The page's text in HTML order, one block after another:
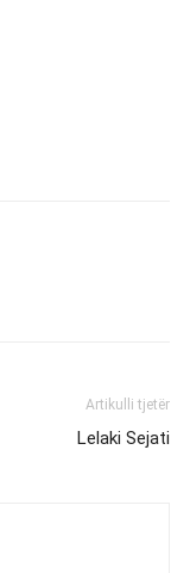
Artikulli tjetër
Lelaki Sejati